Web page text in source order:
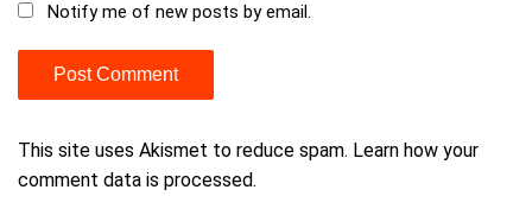
Notify me of new posts by email.
This site uses Akismet to reduce spam. Learn how your
comment data is processed.